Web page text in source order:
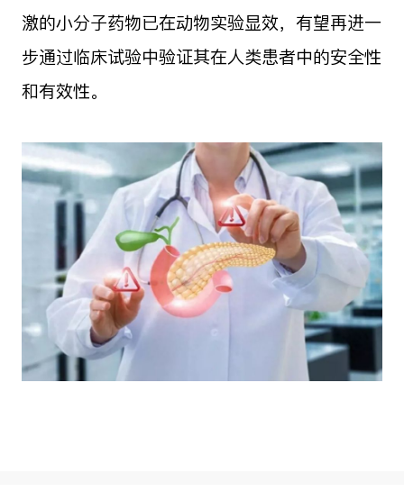
激的小分子药物已在动物实验显效，有望再进一
步通过临床试验中验证其在人类患者中的安全性
和有效性。